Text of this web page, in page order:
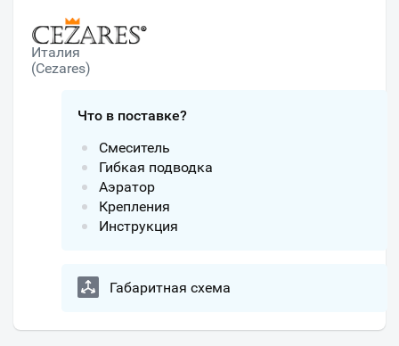
Италия
(Cezares)
Что в поставке?
Смеситель
Гибкая подводка
Аэратор
Крепления
Инструкция
Габаритная схема